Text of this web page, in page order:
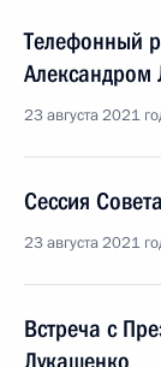
Телефонный
Александром
23 августа 2021
Сессия
23 августа 2021
Встреча с
Лукашенко